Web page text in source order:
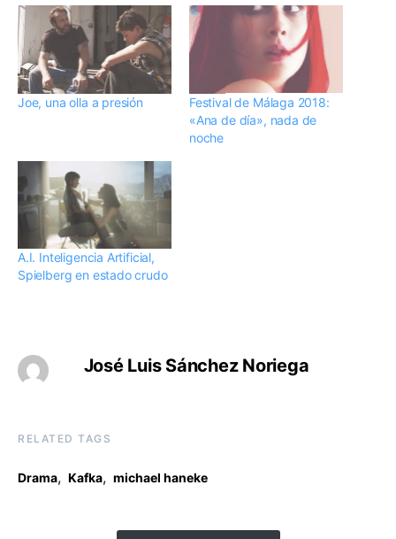
Joe, una olla a presión
Festival de Málaga 2018:
«Ana de día», nada de
noche
A.I. Inteligencia Artificial,
Spielberg en estado crudo
José Luis Sánchez Noriega
RELATED TAGS
Drama, Kafka, michael haneke